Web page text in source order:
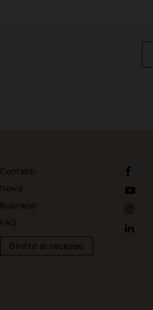
Contatti
News
Business
FAQ
Diritto di recesso